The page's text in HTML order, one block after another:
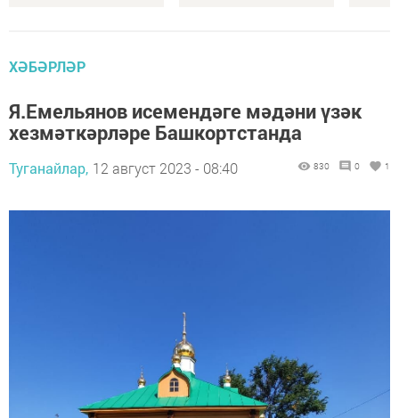
ХӘБӘРЛӘР
Я.Емельянов исемендәге мәдәни үзәк
хезмәткәрләре Башкортстанда
Туганайлар, 12 август 2023 - 08:40 830 0 1